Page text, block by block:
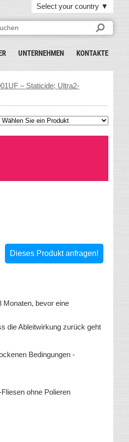
Select your country ▼
UNTERNEHMEN KONTAKTE
– Staticide; Ultra2-
Dieses Produkt anfragen!
Monaten, bevor eine
die Ableitwirkung zurück geht
Bedingungen -
ohne Polieren